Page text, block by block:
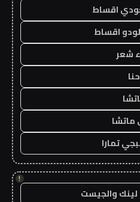
اقساط
اقساط
شعر
حنا
تمارا
!
لينك والجيست